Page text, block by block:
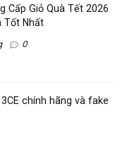
Cấp Giỏ Quà Tết 2026
Tốt Nhất
0
chính hãng và fake